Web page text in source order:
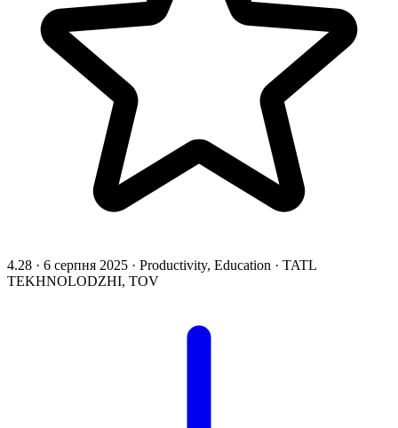
4.28 · 6 серпня 2025 · Productivity, Education · TATL
TEKHNOLODZHI, TOV